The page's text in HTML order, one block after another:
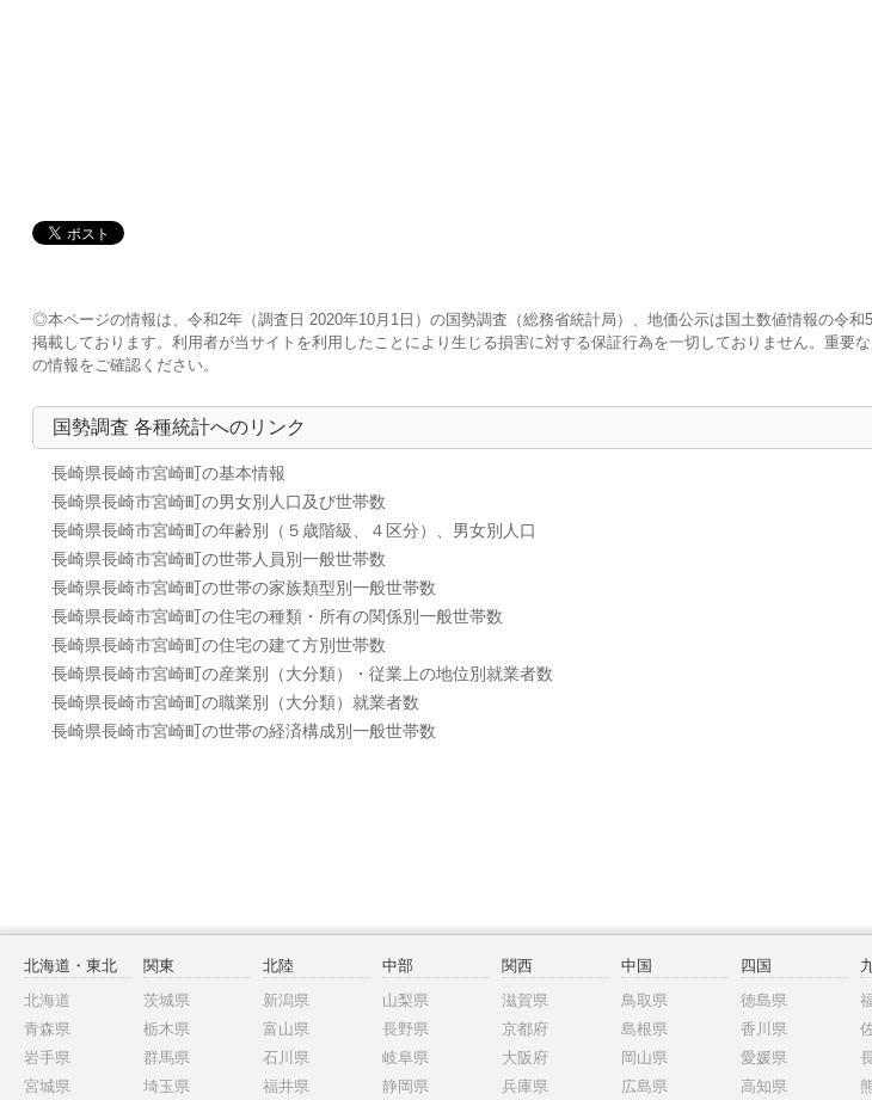
◎本ページの情報は、令和2年（調査日 2020年10月1日）の国勢調査（総務省統計局）、地価公示は国土数値情報の令和
掲載しております。利用者が当サイトを利用したことにより生じる損害に対する保証行為を一切しておりません。重要
の情報をご確認ください。
国勢調査 各種統計へのリンク
長崎県長崎市宮崎町の基本情報
長崎県長崎市宮崎町の男女別人口及び世帯数
長崎県長崎市宮崎町の年齢別（５歳階級、４区分）、男女別人口
長崎県長崎市宮崎町の世帯人員別一般世帯数
長崎県長崎市宮崎町の世帯の家族類型別一般世帯数
長崎県長崎市宮崎町の住宅の種類・所有の関係別一般世帯数
長崎県長崎市宮崎町の住宅の建て方別世帯数
長崎県長崎市宮崎町の産業別（大分類）・従業上の地位別就業者数
長崎県長崎市宮崎町の職業別（大分類）就業者数
長崎県長崎市宮崎町の世帯の経済構成別一般世帯数
北海道・東北
北海道
青森県
岩手県
宮城県
関東
茨城県
栃木県
群馬県
埼玉県
北陸
新潟県
富山県
石川県
福井県
中部
山梨県
長野県
岐阜県
静岡県
関西
滋賀県
京都府
大阪府
兵庫県
中国
鳥取県
島根県
岡山県
広島県
四国
徳島県
香川県
愛媛県
高知県